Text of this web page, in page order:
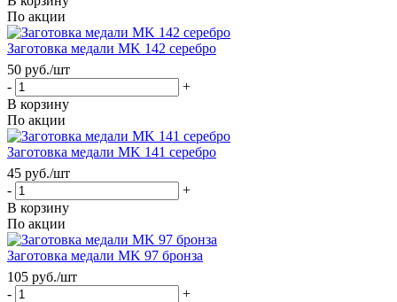
По акции
Заготовка медали MK 142 серебро
50 руб./шт
-
+
В корзину
По акции
Заготовка медали MK 141 серебро
45 руб./шт
-
+
В корзину
По акции
Заготовка медали MK 97 бронза
105 руб./шт
-
+